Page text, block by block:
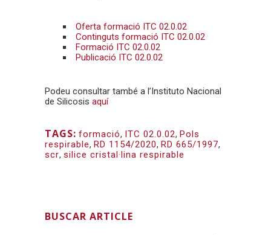
Oferta formació ITC 02.0.02
Continguts formació ITC 02.0.02
Formació ITC 02.0.02
Publicació ITC 02.0.02
Podeu consultar també a l’Instituto Nacional
de Silicosis aquí
TAGS: formació, ITC 02.0.02, Pols
respirable, RD 1154/2020, RD 665/1997,
scr, silice cristal·lina respirable
BUSCAR ARTICLE